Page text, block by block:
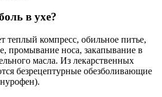
в ухе?
теплый компресс, обильное питье,
промывание носа, закапывание в
масла. Из лекарственных
безрецептурные обезболивающие